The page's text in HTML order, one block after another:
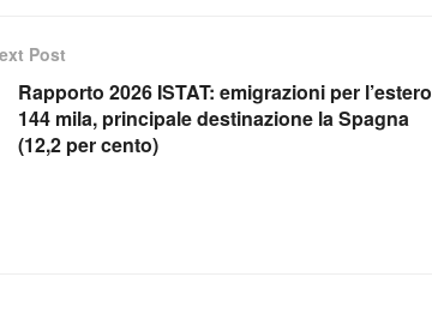
Post
Rapporto 2026 ISTAT: emigrazioni per l’estero
144 mila, principale destinazione la Spagna
(12,2 per cento)